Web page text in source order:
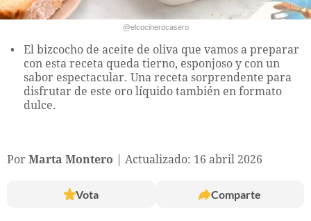
@elcocinerocasero
El bizcocho de aceite de oliva que vamos a preparar
con esta receta queda tierno, esponjoso y con un
sabor espectacular. Una receta sorprendente para
disfrutar de este oro líquido también en formato
dulce.
Por Marta Montero Actualizado: 16 abril 2026
Vota Comparte